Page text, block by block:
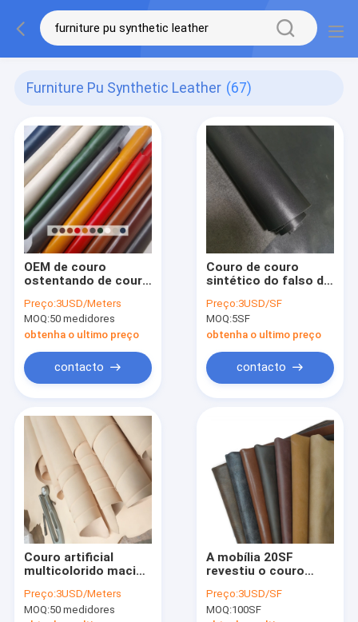
Furniture Pu Synthetic Leather (67)
OEM de couro
ostentando de couro
Microfiber dos bens
da anti abrasão
Preço:3USD/Meters
MOQ:50 medidores
obtenha o ultimo preço
contacto
Couro de couro
sintético do falso do
plutônio da camurça
grossa do GV 1.0mm
Preço:3USD/SF
MOQ:5SF
obtenha o ultimo preço
contacto
Couro artificial
multicolorido macio
ALCANCE do AZO do
GV para a bolsa
Preço:3USD/Meters
MOQ:50 medidores
A mobília 20SF
revestiu o couro
plutônio da tela de
Microfiber
Preço:3USD/SF
MOQ:100SF